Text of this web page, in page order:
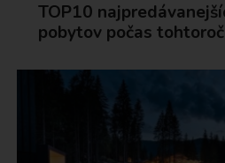
TOP10
pobytov počas